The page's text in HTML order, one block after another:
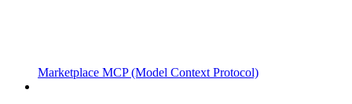
Marketplace MCP (Model Context Protocol)